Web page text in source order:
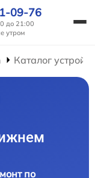
09-76
до 21:00
утром
Каталог
по